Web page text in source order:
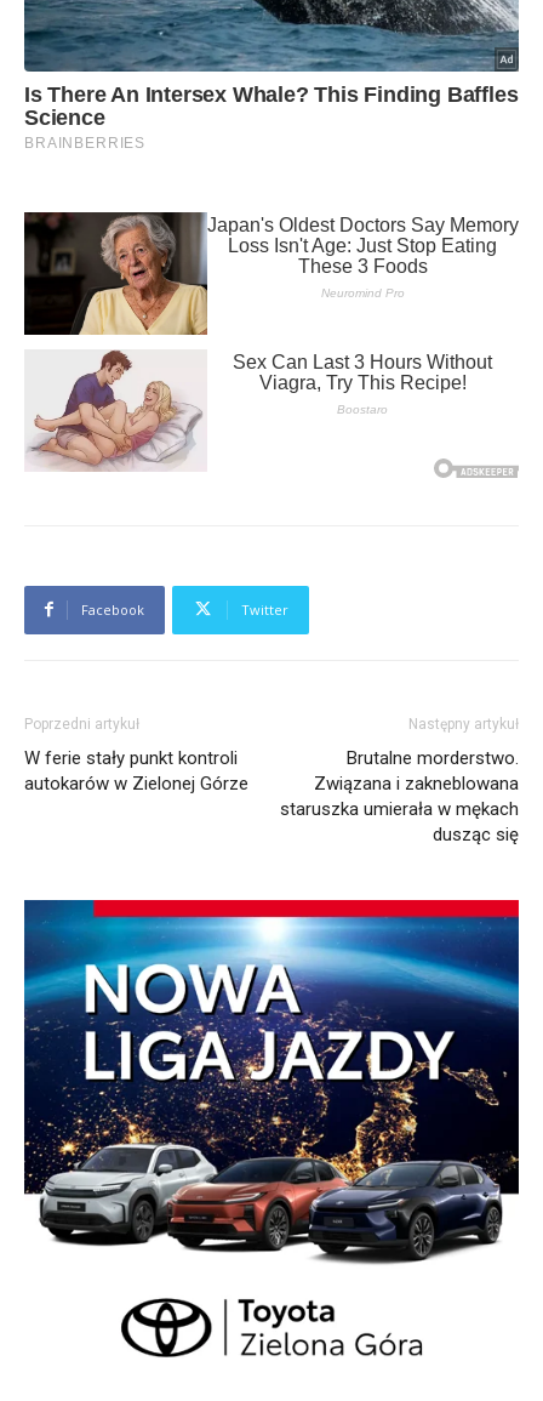
Facebook Twitter
Poprzedni artykuł
W ferie stały punkt kontroli
autokarów w Zielonej Górze
Następny artykuł
Brutalne morderstwo.
Związana i zakneblowana
staruszka umierała w mękach
dusząc się